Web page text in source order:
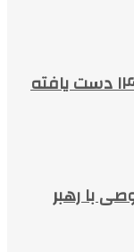
صنعت فولاد به اهداف افق ۱۴۰۴ دست یافته
با رهبر